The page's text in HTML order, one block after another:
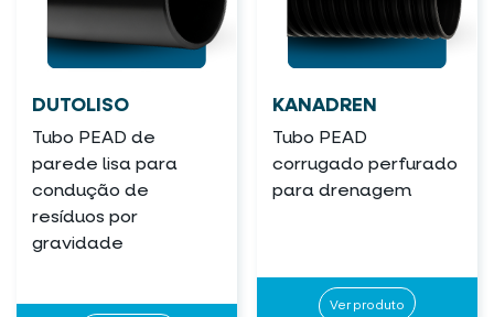
DUTOLISO
Tubo PEAD de
parede lisa para
condução de
resíduos por
gravidade
KANADREN
Tubo PEAD
corrugado perfurado
para drenagem
Ver produto